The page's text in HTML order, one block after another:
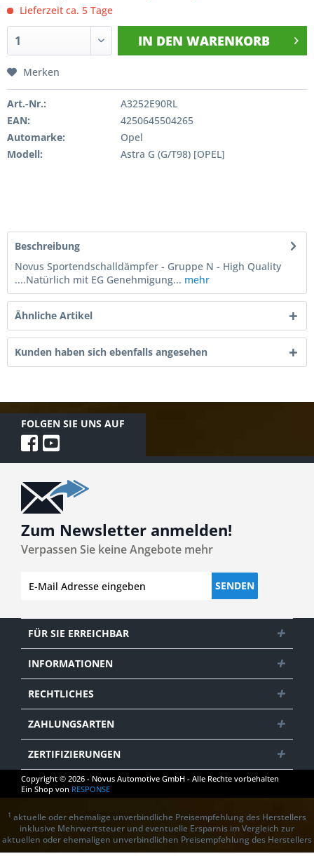
Lieferzeit ca. 5 Tage
IN DEN WARENKORB
Merken
Art.-Nr.:
A3252E90RL
EAN:
4250645504265
Automarke:
Opel
Modell:
Astra G (G/T98) [OPEL]
Beschreibung
Novus Sportendschalldämpfer - Gruppe N - High Quality
....Natürlich mit EG Genehmigung... mehr
Ähnliche Artikel
Kunden haben sich ebenfalls angesehen
FOLGEN SIE UNS AUF
Zum Newsletter anmelden!
Verpassen Sie keine Angebote mehr
SENDEN
FÜR SIE ERREICHBAR
INFORMATIONEN
RECHTLICHES
ZAHLUNGSARTEN
ZERTIFIZIERUNGEN
Copyright © 2026 - Novus Automotive GmbH - Alle Rechte vorbehalten
Ein Shop von RESPONSE
1 aktuelle oder ehemalige unverbindliche Preisempfehlung des Herstellers
inklusive Mehrwertsteuer und eventuelle Ersparnis im Vergleich zur
aktuellen oder ehemaligen unverbindlichen Preisempfehlung des Herstellers